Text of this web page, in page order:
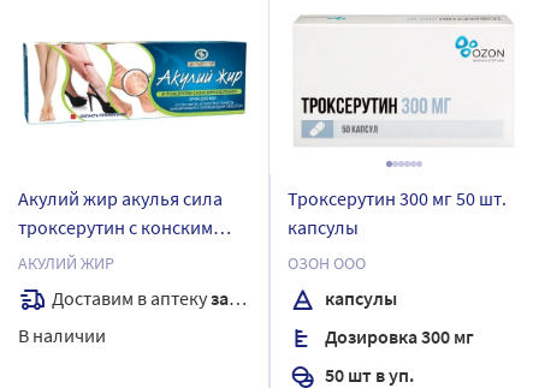
Акулий жир акулья сила
троксерутин с конским
каштаном крем для ног 75
мл
АКУЛИЙ ЖИР
Доставим в аптекузавтра
В наличии
Троксерутин 300 мг 50 шт.
капсулы
ОЗОН ООО
капсулы
Дозировка 300 мг
50 шт в уп.